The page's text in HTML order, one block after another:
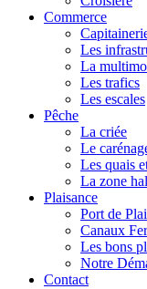
Commerce
Les
La
Les trafics
Les escales
Pêche
La criée
Le
Les quais
La zone
Plaisance
Port de
Canaux
Les bons
Notre
Contact